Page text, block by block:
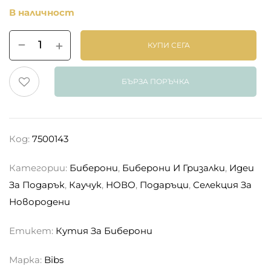
В наличност
КУПИ СЕГА
БЪРЗА ПОРЪЧКА
Код: 7500143
Категории: Биберони, Биберони И Гризалки, Идеи
За Подарък, Каучук, НОВО, Подаръци, Селекция За
Новородени
Етикет: Кутия За Биберони
Марка: Bibs